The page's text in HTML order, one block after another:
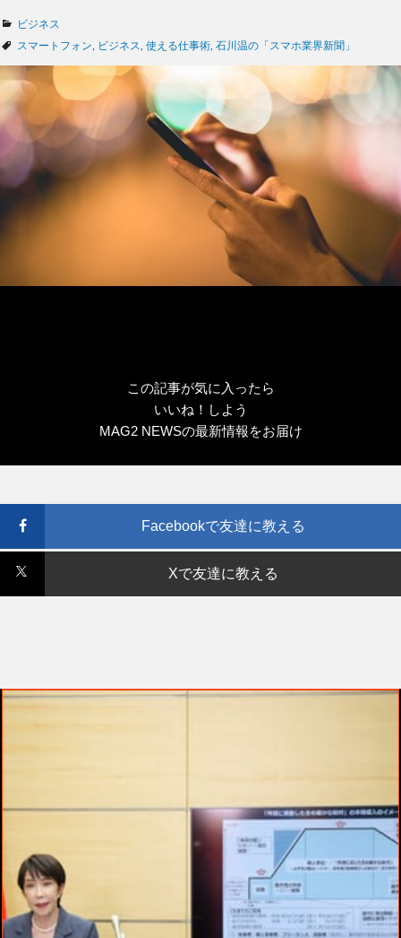
カ
テ
リ
ー
ビジネス
タ
スマートフォン ビジネス 使える仕事術 石川温の「スマホ業界新聞」
この記事が気に入ったら
いいね！しよう
MAG2 NEWSの最新情報をお届け
Facebookで友達に教える
Xで友達に教える